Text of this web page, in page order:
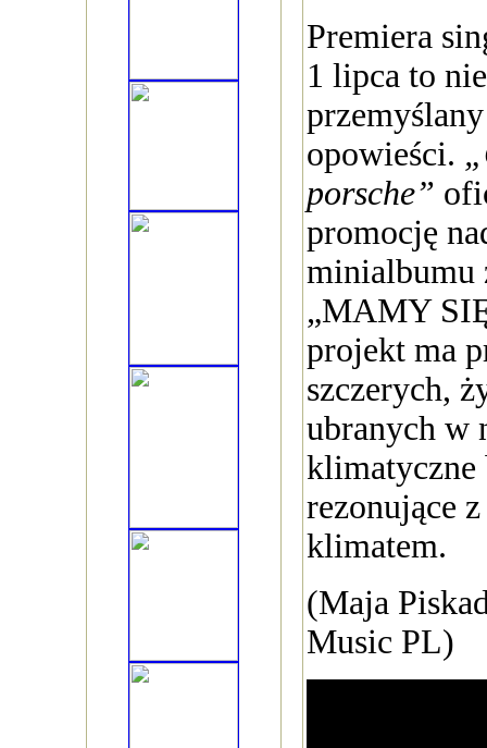
Premiera
1 lipca to
opowieści.
porsche”
promocję
minialbumu
„MAMY
projekt ma
szczerych,
ubranych w
klimatyczne
rezonujące
klimatem.
(Maja
Music PL)